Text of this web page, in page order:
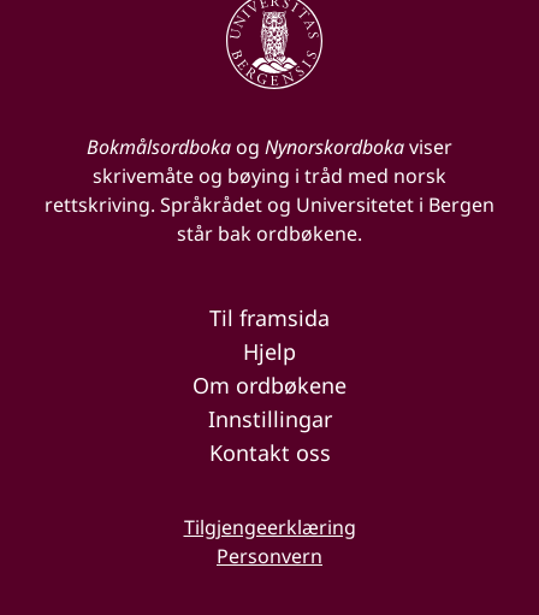
Bokmålsordbokaog Nynorskordbokaviser
skrivemåte og bøying i tråd med norsk
rettskriving. Språkrådet og Universitetet i Bergen
står bak ordbøkene.
Til framsida
Hjelp
Om ordbøkene
Innstillingar
Kontakt oss
Tilgjengeerklæring
Personvern